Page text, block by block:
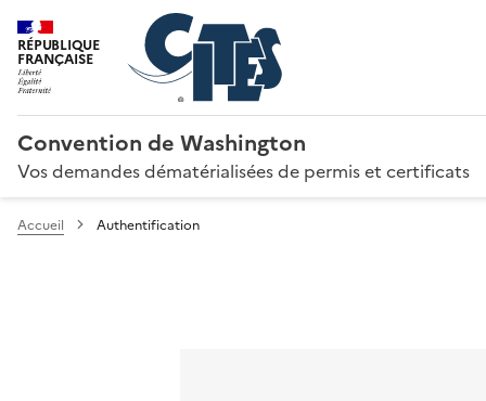
RÉPUBLIQUE
FRANÇAISE
Convention de Washington
Vos demandes dématérialisées de permis et certificats
Accueil Authentification